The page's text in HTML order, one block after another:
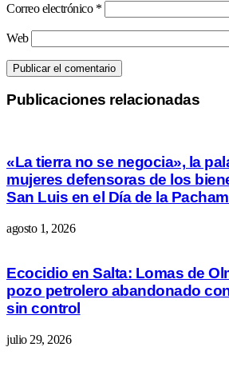
Correo electrónico *
Web
Publicaciones relacionadas
«La tierra no se negocia», la
mujeres defensoras de los
San Luis en el Día de la
agosto 1, 2026
Ecocidio en Salta: Lomas de
pozo petrolero abandonado
sin control
julio 29, 2026